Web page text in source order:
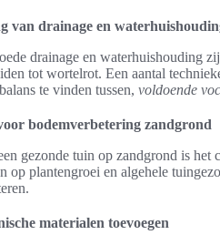
van drainage en
drainage en waterhuishouding
tot wortelrot. Een aantal
te vinden tussen, voldoende
bodemverbetering zandgrond
gezonde tuin op zandgrond is het
op plantengroei en algehele
materialen toevoegen